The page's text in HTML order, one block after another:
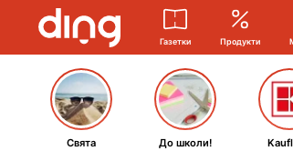
Газетки Продукти
Свята До школи!